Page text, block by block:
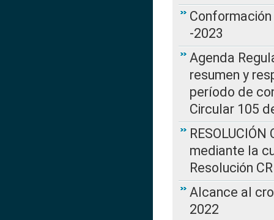
-2023
Agenda
resumen y
período de
Circular 105
mediante la
Resolución
Alcance al
2022